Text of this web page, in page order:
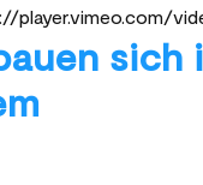
player.vimeo.com/